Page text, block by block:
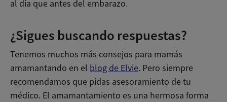
al día que antes del embarazo.
¿Sigues buscando respuestas?
Tenemos muchos más consejos para mamás
amamantando en el blog de Elvie. Pero siempre
recomendamos que pidas asesoramiento de tu
médico. El amamantamiento es una hermosa forma